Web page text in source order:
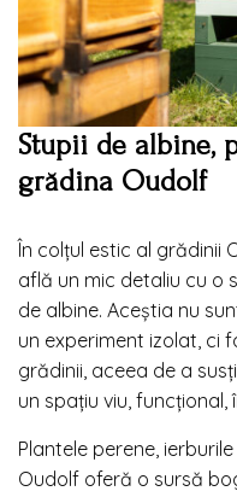
Stupii de albine,
grădina Oudolf
În colțul estic al grădinii
află un mic detaliu cu o
de albine. Aceștia nu
un experiment izolat, ci
grădinii, aceea de a
un spațiu viu,
Plantele perene,
Oudolf oferă o sursă